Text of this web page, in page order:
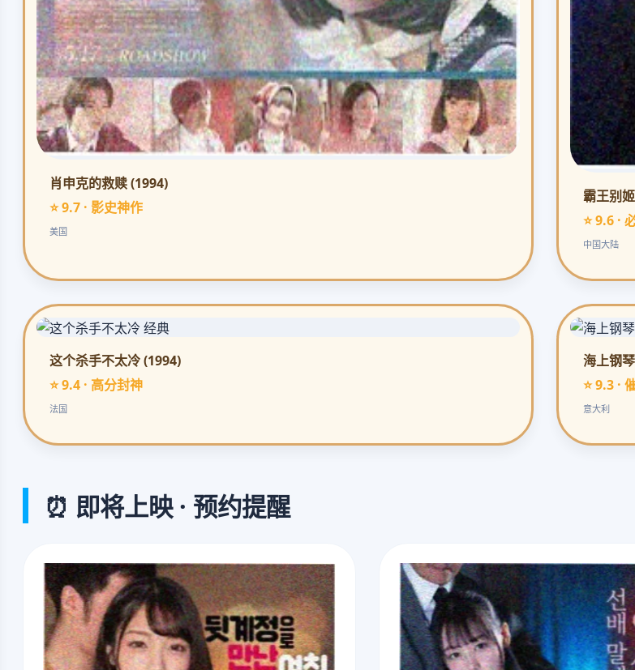
肖申克的救赎 (1994)
⭐ 9.7 · 影史神作
美国
霸王别
⭐ 9.6 ·
中国大陆
这个杀手不太冷 (1994)
⭐ 9.4 · 高分封神
法国
海上钢
⭐ 9.3 ·
意大利
⏰ 即将上映 · 预约提醒